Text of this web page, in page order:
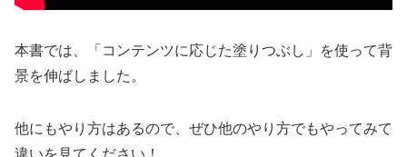
本書では、「コンテンツに応じた塗りつぶし」を使って背
景を伸ばしました。
他にもやり方はあるので、ぜひ他のやり方でもやってみて